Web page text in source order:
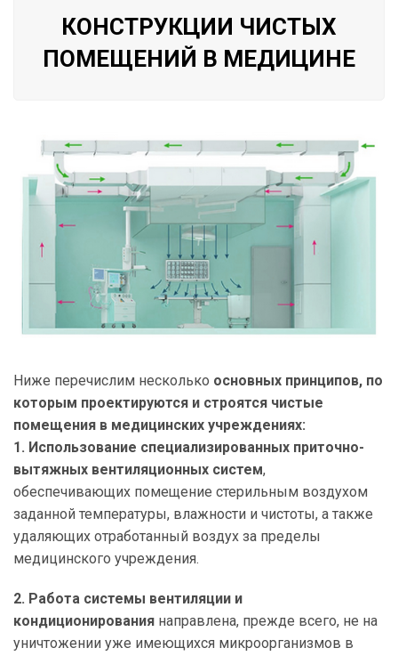
КОНСТРУКЦИИ ЧИСТЫХ
ПОМЕЩЕНИЙ В МЕДИЦИНЕ
Ниже перечислим несколько основных принципов, по
которым проектируются и строятся чистые
помещения в медицинских учреждениях:
1. Использование специализированных приточно-
вытяжных вентиляционных систем,
обеспечивающих помещение стерильным воздухом
заданной температуры, влажности и чистоты, а также
удаляющих отработанный воздух за пределы
медицинского учреждения.
2. Работа системы вентиляции и
кондиционирования направлена, прежде всего, не на
уничтожении уже имеющихся микроорганизмов в